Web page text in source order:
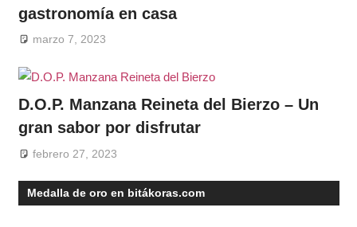
gastronomía en casa
marzo 7, 2023
D.O.P. Manzana Reineta del Bierzo – Un
gran sabor por disfrutar
febrero 27, 2023
Medalla de oro en bitákoras.com